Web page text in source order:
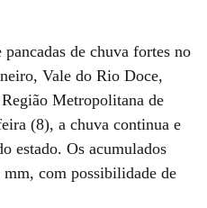
de chuva fortes no
Vale do Rio Doce,
Metropolitana de
(8), a chuva continua e
estado. Os acumulados
com possibilidade de